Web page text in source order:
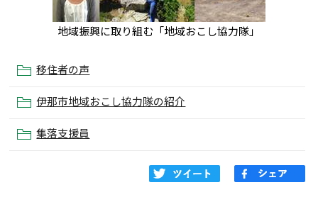
地域振興に取り組む「地域おこし協力隊」
移住者の声
伊那市地域おこし協力隊の紹介
集落支援員